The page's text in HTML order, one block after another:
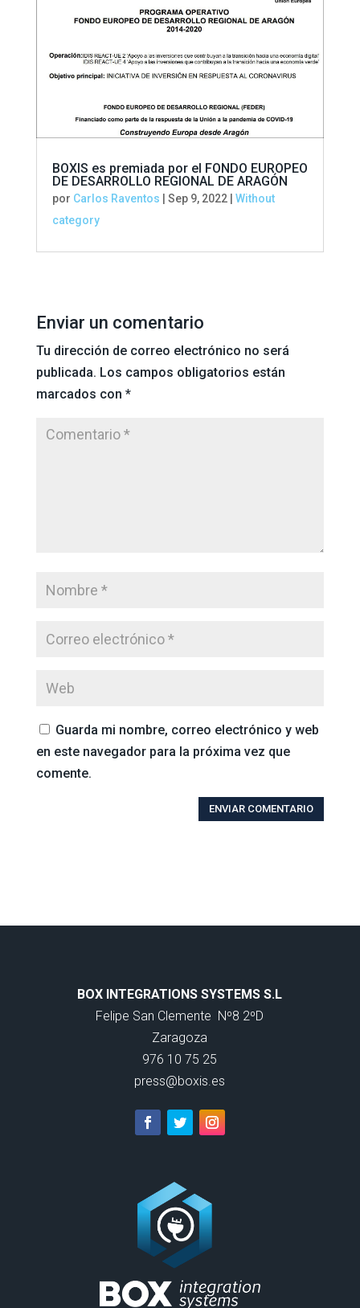
BOXIS es premiada por el FONDO EUROPEO
DE DESARROLLO REGIONAL DE ARAGÓN
por Carlos Raventos Sep 9, 2022| Without
category
Enviar un comentario
Tu dirección de correo electrónico no será
publicada. Los campos obligatorios están
marcados con *
Guarda mi nombre, correo electrónico y web
en este navegador para la próxima vez que
comente.
ENVIAR COMENTARIO
BOX INTEGRATIONS SYSTEMS S.L
Felipe San Clemente Nº8 2ºD
Zaragoza
976 10 75 25
press@boxis.es